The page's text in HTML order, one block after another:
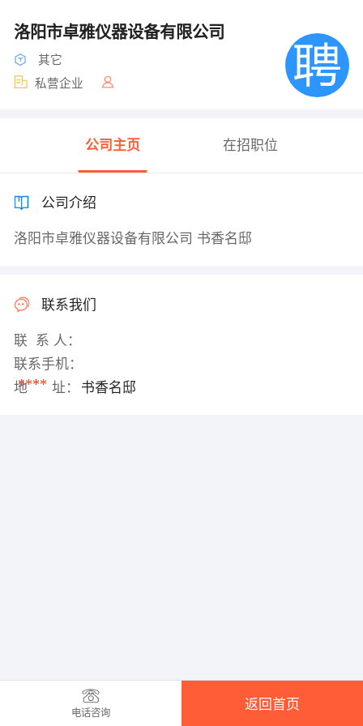
洛阳市卓雅仪器设备有限公司
其它
私营企业
公司主页 在招职位
公司介绍
洛阳市卓雅仪器设备有限公司 书香名邸
联系我们
联 系 人：
联系手机：
****
地 址： 书香名邸
电话咨询
返回首页